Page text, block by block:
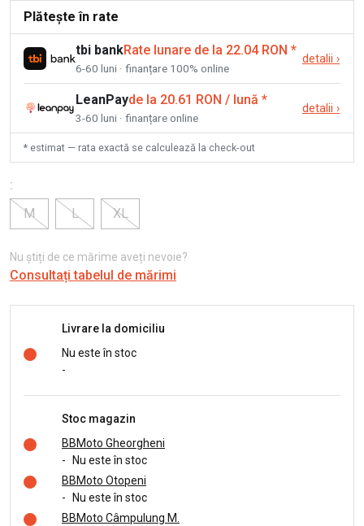
Plătește în rate
tbi bankRate lunare de la 22.04 RON *
6-60 luni · finanțare 100% online
detalii ›
LeanPayde la 20.61 RON / lună *
3-60 luni · finanțare online
detalii ›
* estimat — rata exactă se calculează la check-out
:
M
L XL
Nu știți de ce mărime aveți nevoie?
Consultați tabelul de mărimi
Livrare la domiciliu
Nu este în stoc
-
Stoc magazin
BBMoto Gheorgheni
-
Nu este în stoc
BBMoto Otopeni
-
Nu este în stoc
BBMoto Câmpulung M.